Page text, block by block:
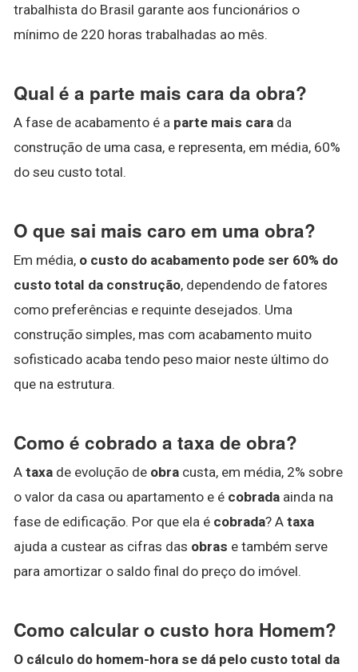
trabalhista do Brasil garante aos funcionários o
mínimo de 220 horas trabalhadas ao mês.
Qual é a parte mais cara da obra?
A fase de acabamento é a parte mais cara da
construção de uma casa, e representa, em média, 60%
do seu custo total.
O que sai mais caro em uma obra?
Em média, o custo do acabamento pode ser 60% do
custo total da construção, dependendo de fatores
como preferências e requinte desejados. Uma
construção simples, mas com acabamento muito
sofisticado acaba tendo peso maior neste último do
que na estrutura.
Como é cobrado a taxa de obra?
A taxa de evolução de obra custa, em média, 2% sobre
o valor da casa ou apartamento e é cobrada ainda na
fase de edificação. Por que ela é cobrada? A taxa
ajuda a custear as cifras das obras e também serve
para amortizar o saldo final do preço do imóvel.
Como calcular o custo hora Homem?
O cálculo do homem-hora se dá pelo custo total da